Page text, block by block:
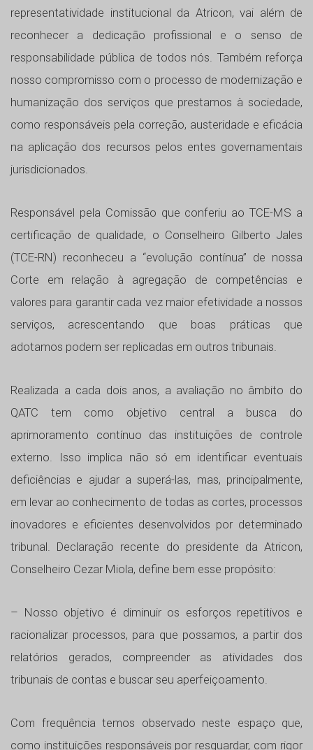
representatividade institucional da Atricon, vai além de
reconhecer a dedicação profissional e o senso de
responsabilidade pública de todos nós. Também reforça
nosso compromisso com o processo de modernização e
humanização dos serviços que prestamos à sociedade,
como responsáveis pela correção, austeridade e eficácia
na aplicação dos recursos pelos entes governamentais
jurisdicionados.
Responsável pela Comissão que conferiu ao TCE-MS a
certificação de qualidade, o Conselheiro Gilberto Jales
(TCE-RN) reconheceu a “evolução contínua” de nossa
Corte em relação à agregação de competências e
valores para garantir cada vez maior efetividade a nossos
serviços, acrescentando que boas práticas que
adotamos podem ser replicadas em outros tribunais.
Realizada a cada dois anos, a avaliação no âmbito do
QATC tem como objetivo central a busca do
aprimoramento contínuo das instituições de controle
externo. Isso implica não só em identificar eventuais
deficiências e ajudar a superá-las, mas, principalmente,
em levar ao conhecimento de todas as cortes, processos
inovadores e eficientes desenvolvidos por determinado
tribunal. Declaração recente do presidente da Atricon,
Conselheiro Cezar Miola, define bem esse propósito:
– Nosso objetivo é diminuir os esforços repetitivos e
racionalizar processos, para que possamos, a partir dos
relatórios gerados, compreender as atividades dos
tribunais de contas e buscar seu aperfeiçoamento.
Com frequência temos observado neste espaço que,
como instituições responsáveis por resguardar, com rigor